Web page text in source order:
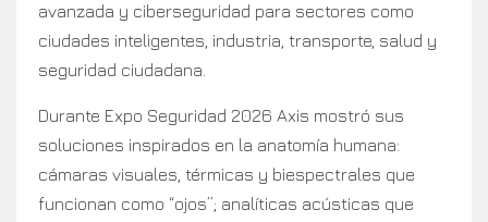
avanzada y ciberseguridad para sectores como
ciudades inteligentes, industria, transporte, salud y
seguridad ciudadana.
Durante Expo Seguridad 2026 Axis mostró sus
soluciones inspirados en la anatomía humana:
cámaras visuales, térmicas y biespectrales que
funcionan como “ojos”; analíticas acústicas que